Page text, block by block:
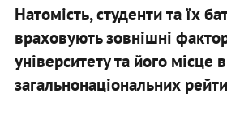
Натомість, студенти та їх
враховують зовнішні
університету та його місце в
загальнонаціональних